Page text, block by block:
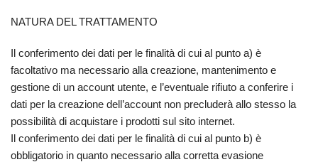
NATURA DEL TRATTAMENTO
Il conferimento dei dati per le finalità di cui al punto a) è
facoltativo ma necessario alla creazione, mantenimento e
gestione di un account utente, e l’eventuale rifiuto a conferire i
dati per la creazione dell’account non precluderà allo stesso la
possibilità di acquistare i prodotti sul sito internet.
Il conferimento dei dati per le finalità di cui al punto b) è
obbligatorio in quanto necessario alla corretta evasione